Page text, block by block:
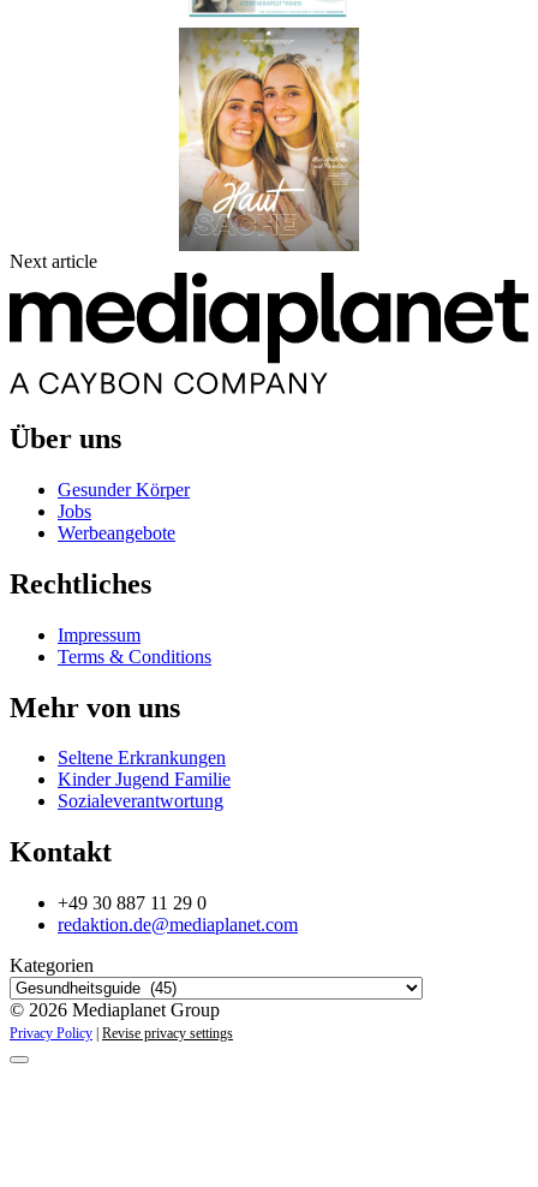
Next article
Über uns
Gesunder Körper
Jobs
Werbeangebote
Rechtliches
Impressum
Terms & Conditions
Mehr von uns
Seltene Erkrankungen
Kinder Jugend Familie
Sozialeverantwortung
Kontakt
+49 30 887 11 29 0
redaktion.de@mediaplanet.com
Kategorien
© 2026 Mediaplanet Group
Privacy Policy Revise privacy settings